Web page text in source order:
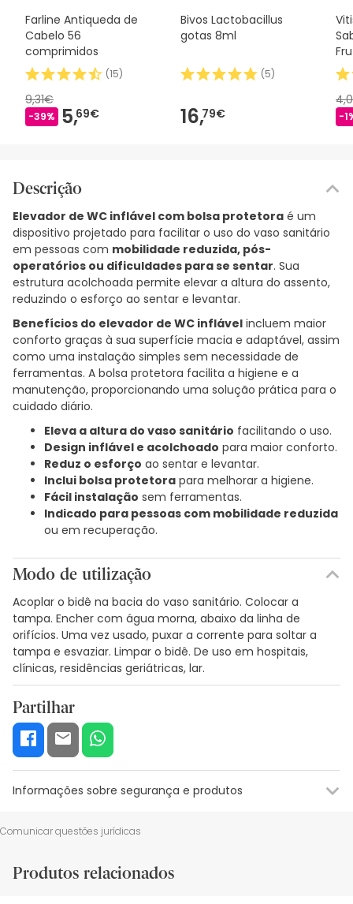
Farline Antiqueda de
Cabelo 56
comprimidos
(15)
9,31€
-39% 5,69€
Bivos Lactobacillus
gotas 8ml
(5)
16,79€ -
Descrição
Elevador de WC inflável com bolsa protetora é um
dispositivo projetado para facilitar o uso do vaso sanitário
em pessoas com mobilidade reduzida, pós-
operatórios ou dificuldades para se sentar. Sua
estrutura acolchoada permite elevar a altura do assento,
reduzindo o esforço ao sentar e levantar.
Benefícios do elevador de WC inflável incluem maior
conforto graças à sua superfície macia e adaptável, assim
como uma instalação simples sem necessidade de
ferramentas. A bolsa protetora facilita a higiene e a
manutenção, proporcionando uma solução prática para o
cuidado diário.
Eleva a altura do vaso sanitário facilitando o uso.
Design inflável e acolchoado para maior conforto.
Reduz o esforço ao sentar e levantar.
Inclui bolsa protetora para melhorar a higiene.
Fácil instalação sem ferramentas.
Indicado para pessoas com mobilidade reduzida
ou em recuperação.
Modo de utilização
Acoplar o bidê na bacia do vaso sanitário. Colocar a
tampa. Encher com água morna, abaixo da linha de
orifícios. Uma vez usado, puxar a corrente para soltar a
tampa e esvaziar. Limpar o bidê. De uso em hospitais,
clínicas, residências geriátricas, lar.
Partilhar
Informações sobre segurança e produtos
Recursos de segurança visual
De momento, não dispomos de imagens de segurança
Comunicar questões jurídicas
Produtos relacionados